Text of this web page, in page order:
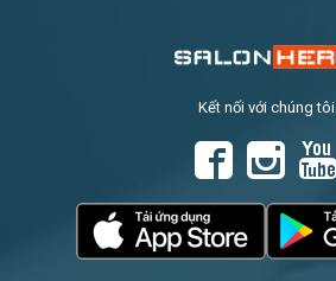
Kết nối với chúng tôi